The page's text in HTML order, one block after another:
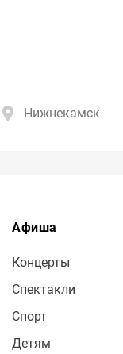
Нижнекамск
Афиша
Концерты
Спектакли
Спорт
Детям